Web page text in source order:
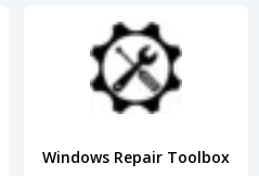
Windows Repair Toolbox